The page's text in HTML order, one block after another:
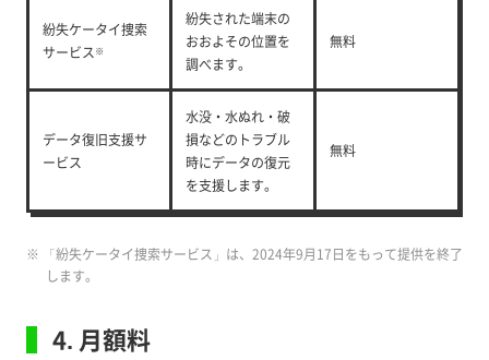
紛失ケータイ捜索
サービス ※
紛失された端末の
おおよその位置を
調べます。
無料
データ復旧支援サ
ービス
水没・水ぬれ・破
損などのトラブル
時にデータの復元
を支援します。
無料
※ 「紛失ケータイ捜索サービス」は、2024年9月17日をもって提供を終了
します。
4. 月額料